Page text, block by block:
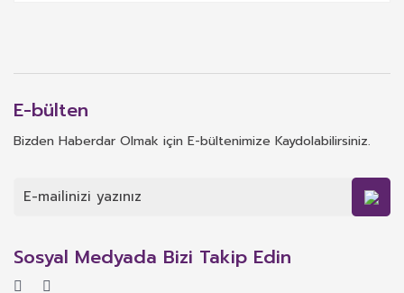
E-bülten
Bizden Haberdar Olmak için E-bültenimize Kaydolabilirsiniz.
Sosyal Medyada Bizi Takip Edin